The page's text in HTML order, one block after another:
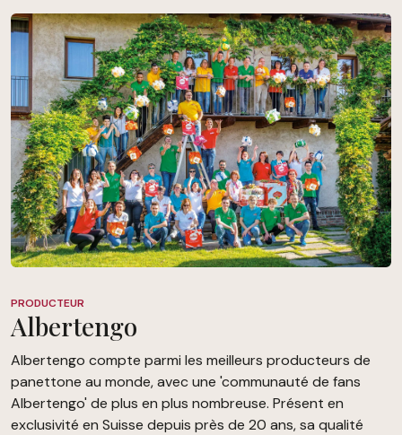
PRODUCTEUR
Albertengo
Albertengo compte parmi les meilleurs producteurs de
panettone au monde, avec une 'communauté de fans
Albertengo' de plus en plus nombreuse. Présent en
exclusivité en Suisse depuis près de 20 ans, sa qualité